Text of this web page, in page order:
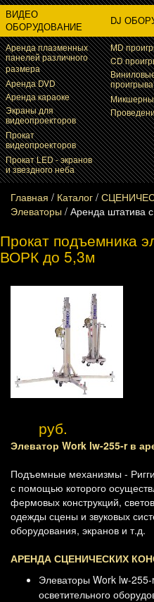
ВИДЕО
ОБОРУДОВАНИЕ
Аренда плазменных
панелей различного
размера
Аренда DVD
Аренда караоке
Экраны для
видеопроекторов
Прокат
видеопроекторов
Прокат LED - экранов
и звездного неба
DJ
MD
CD
Главная / Каталог /
Элеваторы / Аренда штатива
Прокат подъемника
ВОРК до 5,3м
руб.
Элеватор Work lw-255-r в
Подъемные механизмы -
с помощью которого
фермовых конструкций,
одежды сцены и звуковых
оборудования, экранов и т.д.
АРЕНДА СЦЕНИЧЕСКИХ
Элеваторы Work lw-
осветительного